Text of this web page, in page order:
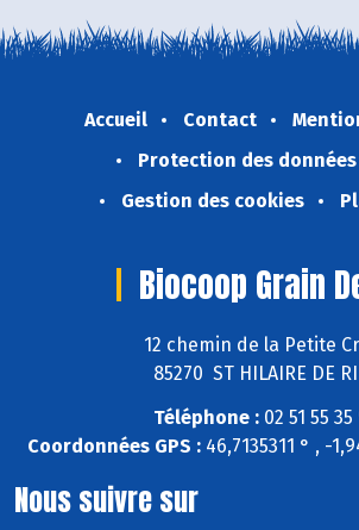
Accueil Contact
Protection des données
Gestion des cookies
Biocoop Grain
12 chemin de la Petite
85270 ST HILAIRE DE
Téléphone : 02 51 55
Coordonnées GPS : 46,7135311 ° , -
Nous suivre sur